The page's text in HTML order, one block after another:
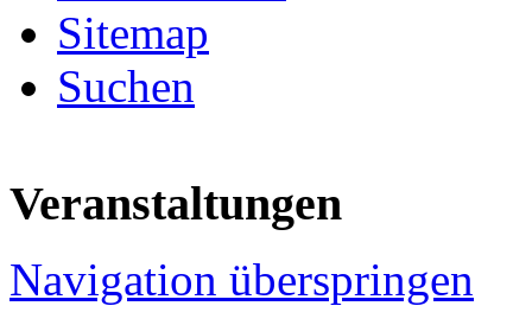
Sitemap
Suchen
Veranstaltungen
Navigation überspringen